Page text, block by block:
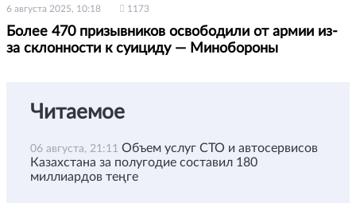
6 августа 2025, 10:18 1173
Более 470 призывников освободили от армии из-
за склонности к суициду — Минобороны
Читаемое
06 августа, 21:11 Объем услуг СТО и автосервисов
Казахстана за полугодие составил 180
миллиардов теңге